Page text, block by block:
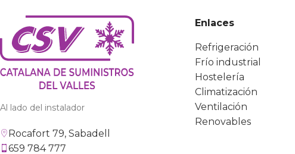
Al lado del instalador
Rocafort 79, Sabadell
659 784 777
Enlaces
Refrigeración
Frío industrial
Hostelería
Climatización
Ventilación
Renovables